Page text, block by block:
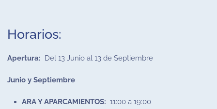
Horarios:
Apertura: Del 13 Junio al 13 de Septiembre
Junio y Septiembre
ARA Y APARCAMIENTOS: 11:00 a 19:00